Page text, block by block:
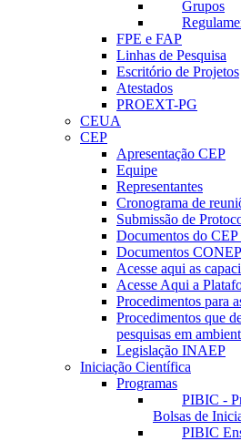
Grupos
FPE e FAP
Linhas de Pesquisa
Escritório de Projetos
Atestados
PROEXT-PG
CEUA
CEP
Apresentação CEP
Equipe
Representantes
Cronograma de
Submissão de
Documentos do
Documentos CONEP
Acesse aqui as
Acesse Aqui a
Procedimentos para
Procedimentos que
pesquisas em
Legislação INAEP
Iniciação Científica
Programas
PIBIC -
Bolsas de
PIBIC